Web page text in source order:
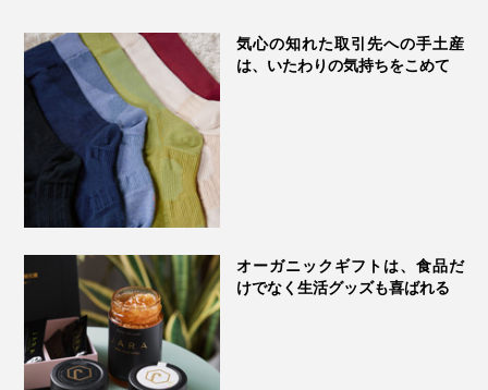
気心の知れた取引先への手土産
は、いたわりの気持ちをこめて
オーガニックギフトは、食品だ
けでなく生活グッズも喜ばれる